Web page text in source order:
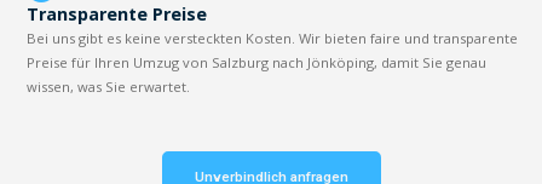
Transparente Preise
Bei uns gibt es keine versteckten Kosten. Wir bieten faire und transparente
Preise für Ihren Umzug von Salzburg nach Jönköping, damit Sie genau
wissen, was Sie erwartet.
Unverbindlich anfragen